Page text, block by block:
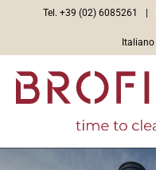
Tel. +39 (02) 6085261
Italiano